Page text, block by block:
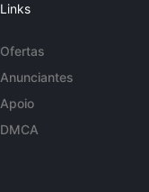
Links
Ofertas
Anunciantes
Apoio
DMCA